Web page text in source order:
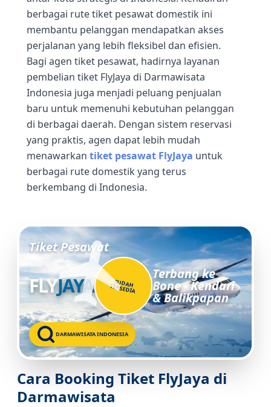
berbagai rute tiket pesawat domestik ini
membantu pelanggan mendapatkan akses
perjalanan yang lebih fleksibel dan efisien.
Bagi agen tiket pesawat, hadirnya layanan
pembelian tiket FlyJaya di Darmawisata
Indonesia juga menjadi peluang penjualan
baru untuk memenuhi kebutuhan pelanggan
di berbagai daerah. Dengan sistem reservasi
yang praktis, agen dapat lebih mudah
menawarkan tiket pesawat FlyJaya untuk
berbagai rute domestik yang terus
berkembang di Indonesia.
Tiket Pesawat
FLYJAYA SUDAH
TERSEDIA
Terbang ke
Bone - Kendari
& Balikpapan
DARMAWISATA INDONESIA
Cara Booking Tiket FlyJaya di
Darmawisata